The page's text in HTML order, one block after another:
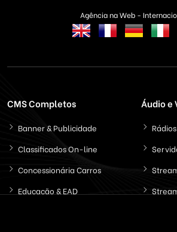
Agência na Web -
CMS Completos
Banner & Publicidade
Classificados On-line
Concessionária Carros
Educação & EAD
Áudio e